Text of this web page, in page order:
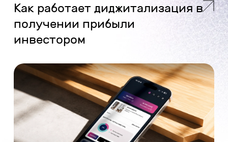
Как работает диджитализация в
получении прибыли
инвестором